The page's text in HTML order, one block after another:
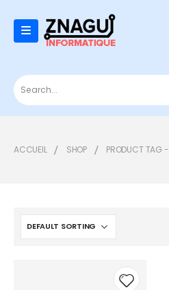
ACCUEIL SHOP PRODUCT TAG -